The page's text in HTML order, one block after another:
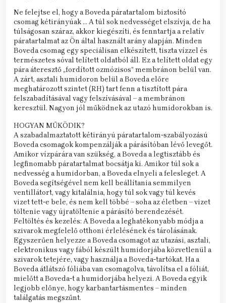
Ne felejtse el, hogy a Boveda páratartalom biztosító
csomag kétirányúak … A túl sok nedvességet elszívja, de ha
túlságosan száraz, akkor kiegészíti, és fenntartja a relatív
páratartalmat az Ön által használt arány alapján. Minden
Boveda csomag egy speciálisan elkészített, tiszta vízzel és
természetes sóval telített oldatból áll. Ez a telített oldat egy
pára áteresztő „fordított ozmózisos” membránon belül van.
A zárt, asztali humidoron belül a Boveda előre
meghatározott szintet (RH) tart fenn a tisztított pára
felszabadításával vagy felszívásával – a membránon
keresztül. Nagyon jól működnek az utazó humidorokban is.
HOGYAN MŰKÖDIK?
A szabadalmaztatott kétirányú páratartalom-szabályozású
Boveda csomagok kompenzálják a párásítóban lévő levegőt.
Amikor vízpárára van szükség, a Boveda a legtisztább és
legfinomabb páratartalmat bocsátja ki. Amikor túl sok a
nedvesség a humidorban, a Boveda elnyeli a felesleget. A
Boveda segítségével nem kell beállítania semmilyen
ventillátort, vagy kitalálnia, hogy túl sok vagy túl kevés
vizet tett-e bele, és nem kell többé – soha az életben – vizet
töltenie vagy újratöltenie a párásító berendezését.
Feltöltés és kezelés: A Boveda a leghatékonyabb módja a
szivarok megfelelő otthoni érlelésének és tárolásának.
Egyszerűen helyezze a Boveda csomagot az utazási, asztali,
elektronikus vagy fából készült humidorjába közvetlenül a
szivarok tetejére, vagy használja a Boveda-tartókat. Ha a
Boveda átlátszó fóliába van csomagolva, távolítsa el a fóliát,
mielőtt a Boveda-t a humidorjába helyezi. A Boveda egyik
legjobb előnye, hogy karbantartásmentes – minden
találgatás megszűnt.